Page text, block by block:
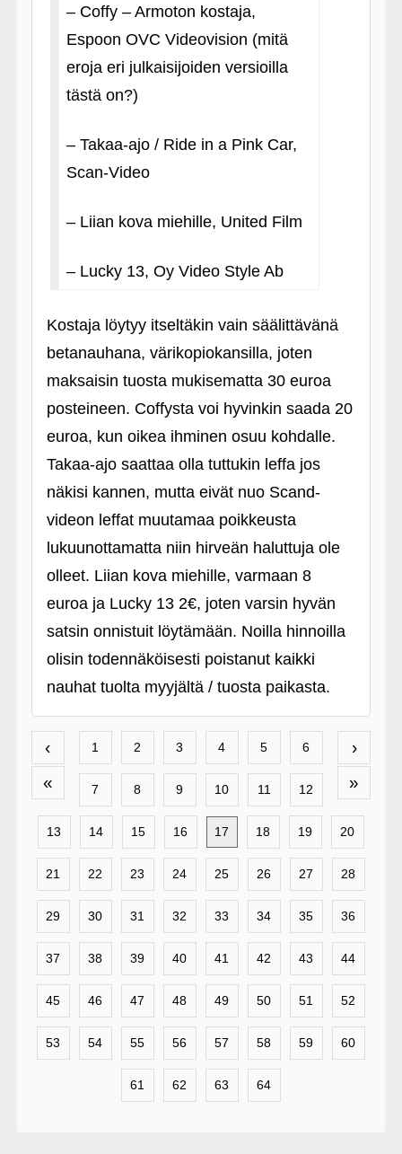
– Coffy – Armoton kostaja,
Espoon OVC Videovision (mitä
eroja eri julkaisijoiden versioilla
tästä on?)
– Takaa-ajo / Ride in a Pink Car,
Scan-Video
– Liian kova miehille, United Film
– Lucky 13, Oy Video Style Ab
Kostaja löytyy itseltäkin vain säälittävänä
betanauhana, värikopiokansilla, joten
maksaisin tuosta mukisematta 30 euroa
posteineen. Coffysta voi hyvinkin saada 20
euroa, kun oikea ihminen osuu kohdalle.
Takaa-ajo saattaa olla tuttukin leffa jos
näkisi kannen, mutta eivät nuo Scand-
videon leffat muutamaa poikkeusta
lukuunottamatta niin hirveän haluttuja ole
olleet. Liian kova miehille, varmaan 8
euroa ja Lucky 13 2€, joten varsin hyvän
satsin onnistuit löytämään. Noilla hinnoilla
olisin todennäköisesti poistanut kaikki
nauhat tuolta myyjältä / tuosta paikasta.
‹
«
›
»
1 2 3 4 5 6
7 8 9 10 11 12
13 14 15 16 17 18 19 20
21 22 23 24 25 26 27 28
29 30 31 32 33 34 35 36
37 38 39 40 41 42 43 44
45 46 47 48 49 50 51 52
53 54 55 56 57 58 59 60
61 62 63 64